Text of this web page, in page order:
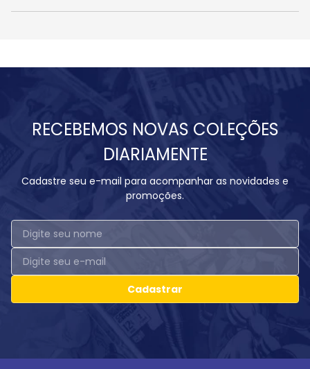
RECEBEMOS NOVAS COLEÇÕES
DIARIAMENTE
Cadastre seu e-mail para acompanhar as novidades e
promoções.
Cadastrar